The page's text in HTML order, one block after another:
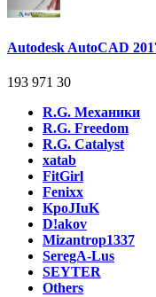
Autodesk AutoCAD
193 971 30
R.G. Механики
R.G. Freedom
R.G. Catalyst
xatab
FitGirl
Fenixx
KpoJIuK
D!akov
Mizantrop1337
SeregA-Lus
SEYTER
Others